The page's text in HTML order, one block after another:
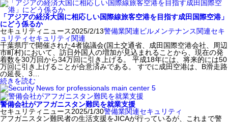
「アジアの経済大国に相応しい国際線旅客空港を目指す成田国際空港」
にどう係るか
セキュリティニュース2025/2/13警備業関連ビルメンテナンス関連セキ
ュリティ セキュリティ関連
千葉県庁で開催された4者協議会(国土交通省、成田国際空港会社、周辺
市町村)において、訪日外国人の増加が見込まれることから、現在の発
着数を30万回から34万回に引き上げる。 平成18年には、将来的には50
万回に引き上げることが合意済みである。 すでに成田空港は、B滑走路
の延長、3…
続きを読む
警備会社がアフガニスタン難民を就業支援
セキュリティニュース2025/1/30警備業関連セキュリティ
アフガニスタン難民者の生活支援をJICAが行っているが、これまで警